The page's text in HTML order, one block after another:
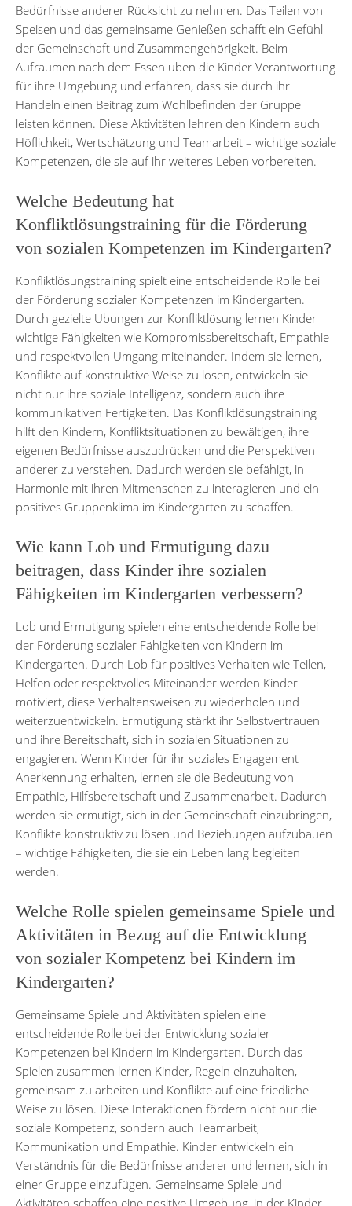
Bedürfnisse anderer Rücksicht zu nehmen. Das Teilen von
Speisen und das gemeinsame Genießen schafft ein Gefühl
der Gemeinschaft und Zusammengehörigkeit. Beim
Aufräumen nach dem Essen üben die Kinder Verantwortung
für ihre Umgebung und erfahren, dass sie durch ihr
Handeln einen Beitrag zum Wohlbefinden der Gruppe
leisten können. Diese Aktivitäten lehren den Kindern auch
Höflichkeit, Wertschätzung und Teamarbeit – wichtige soziale
Kompetenzen, die sie auf ihr weiteres Leben vorbereiten.
Welche Bedeutung hat
Konfliktlösungstraining für die Förderung
von sozialen Kompetenzen im Kindergarten?
Konfliktlösungstraining spielt eine entscheidende Rolle bei
der Förderung sozialer Kompetenzen im Kindergarten.
Durch gezielte Übungen zur Konfliktlösung lernen Kinder
wichtige Fähigkeiten wie Kompromissbereitschaft, Empathie
und respektvollen Umgang miteinander. Indem sie lernen,
Konflikte auf konstruktive Weise zu lösen, entwickeln sie
nicht nur ihre soziale Intelligenz, sondern auch ihre
kommunikativen Fertigkeiten. Das Konfliktlösungstraining
hilft den Kindern, Konfliktsituationen zu bewältigen, ihre
eigenen Bedürfnisse auszudrücken und die Perspektiven
anderer zu verstehen. Dadurch werden sie befähigt, in
Harmonie mit ihren Mitmenschen zu interagieren und ein
positives Gruppenklima im Kindergarten zu schaffen.
Wie kann Lob und Ermutigung dazu
beitragen, dass Kinder ihre sozialen
Fähigkeiten im Kindergarten verbessern?
Lob und Ermutigung spielen eine entscheidende Rolle bei
der Förderung sozialer Fähigkeiten von Kindern im
Kindergarten. Durch Lob für positives Verhalten wie Teilen,
Helfen oder respektvolles Miteinander werden Kinder
motiviert, diese Verhaltensweisen zu wiederholen und
weiterzuentwickeln. Ermutigung stärkt ihr Selbstvertrauen
und ihre Bereitschaft, sich in sozialen Situationen zu
engagieren. Wenn Kinder für ihr soziales Engagement
Anerkennung erhalten, lernen sie die Bedeutung von
Empathie, Hilfsbereitschaft und Zusammenarbeit. Dadurch
werden sie ermutigt, sich in der Gemeinschaft einzubringen,
Konflikte konstruktiv zu lösen und Beziehungen aufzubauen
– wichtige Fähigkeiten, die sie ein Leben lang begleiten
werden.
Welche Rolle spielen gemeinsame Spiele und
Aktivitäten in Bezug auf die Entwicklung
von sozialer Kompetenz bei Kindern im
Kindergarten?
Gemeinsame Spiele und Aktivitäten spielen eine
entscheidende Rolle bei der Entwicklung sozialer
Kompetenzen bei Kindern im Kindergarten. Durch das
Spielen zusammen lernen Kinder, Regeln einzuhalten,
gemeinsam zu arbeiten und Konflikte auf eine friedliche
Weise zu lösen. Diese Interaktionen fördern nicht nur die
soziale Kompetenz, sondern auch Teamarbeit,
Kommunikation und Empathie. Kinder entwickeln ein
Verständnis für die Bedürfnisse anderer und lernen, sich in
einer Gruppe einzufügen. Gemeinsame Spiele und
Aktivitäten schaffen eine positive Umgebung, in der Kinder